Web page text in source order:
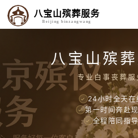
八宝山殡葬服务
Beijing binzangwang
八宝山殡
专业白事丧葬服
✓ 24小时全天在
✓ 第一时间奔赴
✓ 全程陪同指导